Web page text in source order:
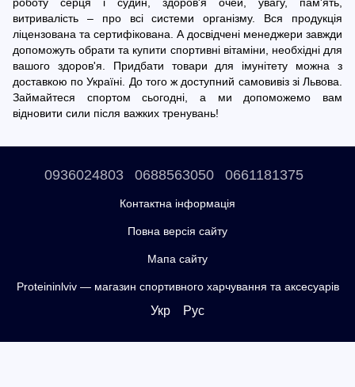
витривалість – про всі системи організму. Вся продукція
ліцензована та сертифікована. А досвідчені менеджери завжди
допоможуть обрати та купити спортивні вітаміни, необхідні для
вашого здоров'я. Придбати товари для імунітету можна з
доставкою по Україні. До того ж доступний самовивіз зі Львова.
Займайтеся спортом сьогодні, а ми допоможемо вам
відновити сили після важких тренувань!
0936024803 0688563050 0661181375
Контактна інформація
Повна версія сайту
Мапа сайту
Proteininlviv — магазин спортивного харчування та аксесуарів
Укр Рус